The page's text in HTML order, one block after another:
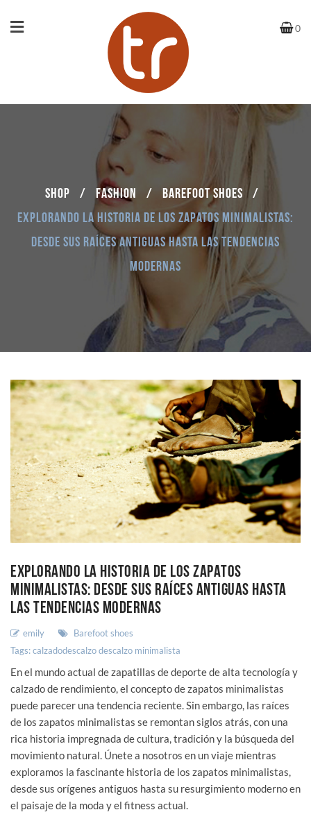
0
Shop / Fashion / Barefoot shoes
/
Explorando la Historia de los Zapatos Minimalistas:
Desde sus Raíces Antiguas hasta las Tendencias
Modernas
EXPLORANDO LA HISTORIA DE LOS ZAPATOS
MINIMALISTAS: DESDE SUS RAÍCES ANTIGUAS HASTA
LAS TENDENCIAS MODERNAS
Barefoot shoes
emily
Tags:calzadodescalzodescalzo minimalista
En el mundo actual de zapatillas de deporte de alta tecnología y
calzado de rendimiento, el concepto de zapatos minimalistas
puede parecer una tendencia reciente. Sin embargo, las raíces
de los zapatos minimalistas se remontan siglos atrás, con una
rica historia impregnada de cultura, tradición y la búsqueda del
movimiento natural. Únete a nosotros en un viaje mientras
exploramos la fascinante historia de los zapatos minimalistas,
desde sus orígenes antiguos hasta su resurgimiento moderno en
el paisaje de la moda y el fitness actual.